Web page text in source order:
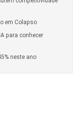
em Colapso
para conhecer
neste ano